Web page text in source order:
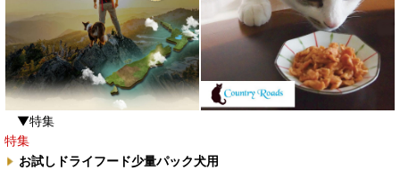
▼特集
特集
お試しドライフード少量パック犬用